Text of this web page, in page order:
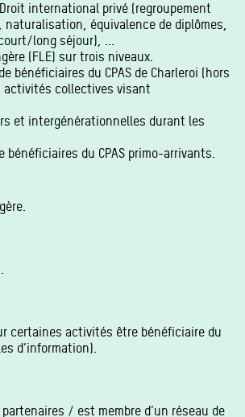
international privé (regroupement
équivalence de diplômes,
long séjour), ...
(FLE) sur trois niveaux.
bénéficiaires du CPAS de Charleroi (hors
activités collectives visant
et intergénérationnelles durant les
bénéficiaires du CPAS primo-arrivants.
certaines activités être bénéficiaire du
d’information).
/ est membre d’un réseau de